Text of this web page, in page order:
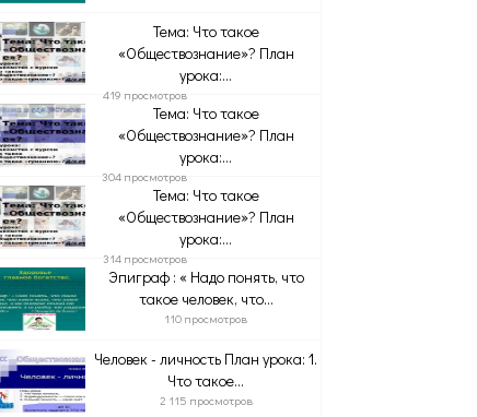
Тема: Что такое
«Обществознание»? План
урока:...
419 просмотров
Тема: Что такое
«Обществознание»? План
урока:...
304 просмотров
Тема: Что такое
«Обществознание»? План
урока:...
314 просмотров
Эпиграф : « Надо понять, что
такое человек, что...
110 просмотров
Человек - личность План урока: 1.
Что такое...
2 115 просмотров